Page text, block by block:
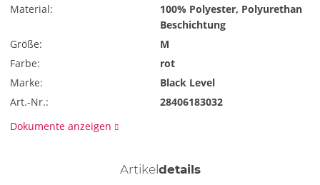
Material:
100% Polyester, Polyurethan
Beschichtung
Größe:
M
Farbe:
rot
Marke:
Black Level
Art.-Nr.:
28406183032
Dokumente anzeigen
Artikeldetails